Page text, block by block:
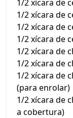
1/2 xícara de
1/2 xícara de
1/2 xícara de
1/2 xícara de
1/2 xícara de
1/2 xícara de
1/2 xícara de
(para enrolar)
1/2 xícara de
a cobertura)